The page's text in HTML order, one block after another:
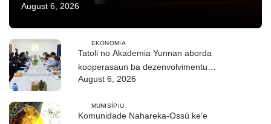
August 6, 2026
EKONOMIA
Tatoli no Akademia Yunnan aborda
kooperasaun ba dezenvolvimentu
no troka informasaun
August 6, 2026
MUNISÍPIU
Komunidade Nahareka-Ossú ke’e